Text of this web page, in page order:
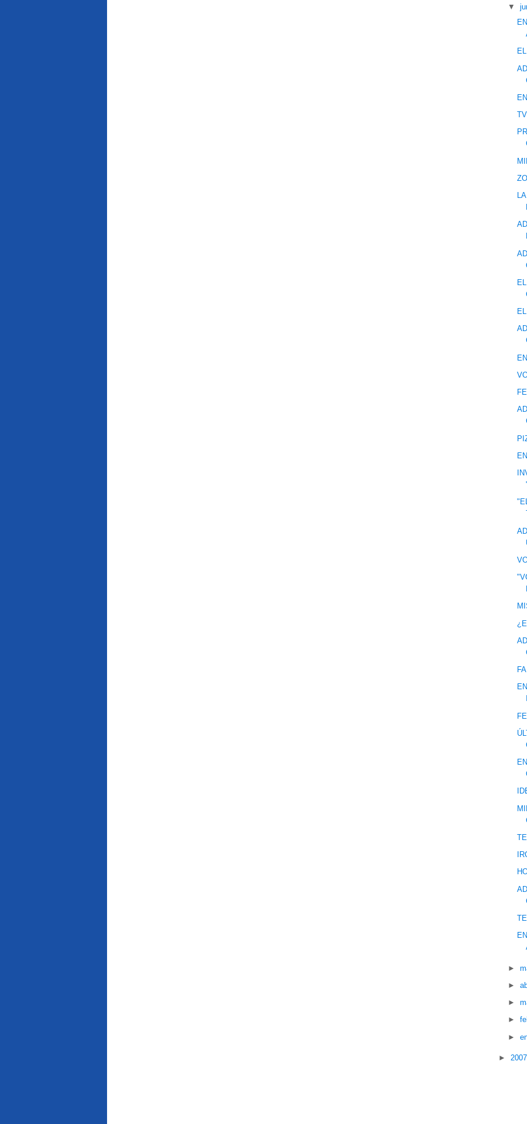
▼
►
►
►
►
►
►